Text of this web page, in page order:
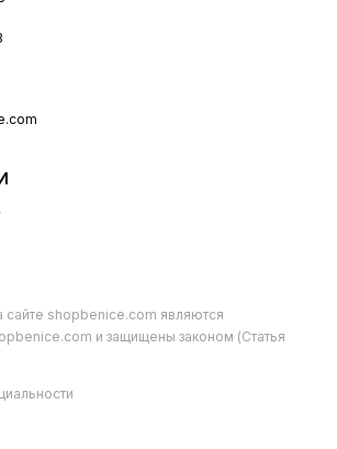
shopbenice.com являются
и защищены законом (Статья